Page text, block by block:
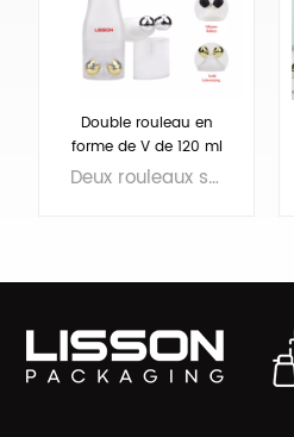
Double rouleau en
forme de V de 120 ml
sur bouteille pourDeux rouleaux sur la bouteille, design en V, les rouleaux peuvent être en ABS ou en silicone, adaptés au massage corporel
APPRENDRE